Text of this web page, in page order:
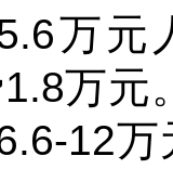
万元
万
12